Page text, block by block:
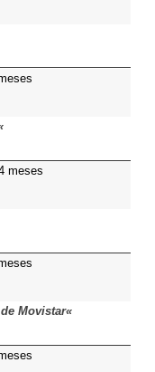
meses
Movistar«